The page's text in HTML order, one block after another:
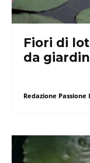
Fiori di
da
Redazione Passione